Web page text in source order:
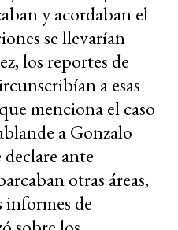
y acordaban el
se llevarían
los reportes de
a esas
menciona el caso
a Gonzalo
ante
otras áreas,
de